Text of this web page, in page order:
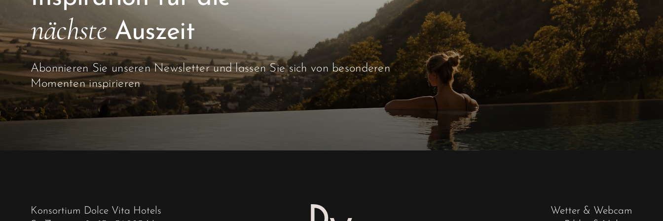
nächste Auszeit
Abonnieren Sie unseren Newsletter und lassen Sie sich von besonderen
Momenten inspirieren
Konsortium Dolce Vita Hotels
Wetter & Webcam